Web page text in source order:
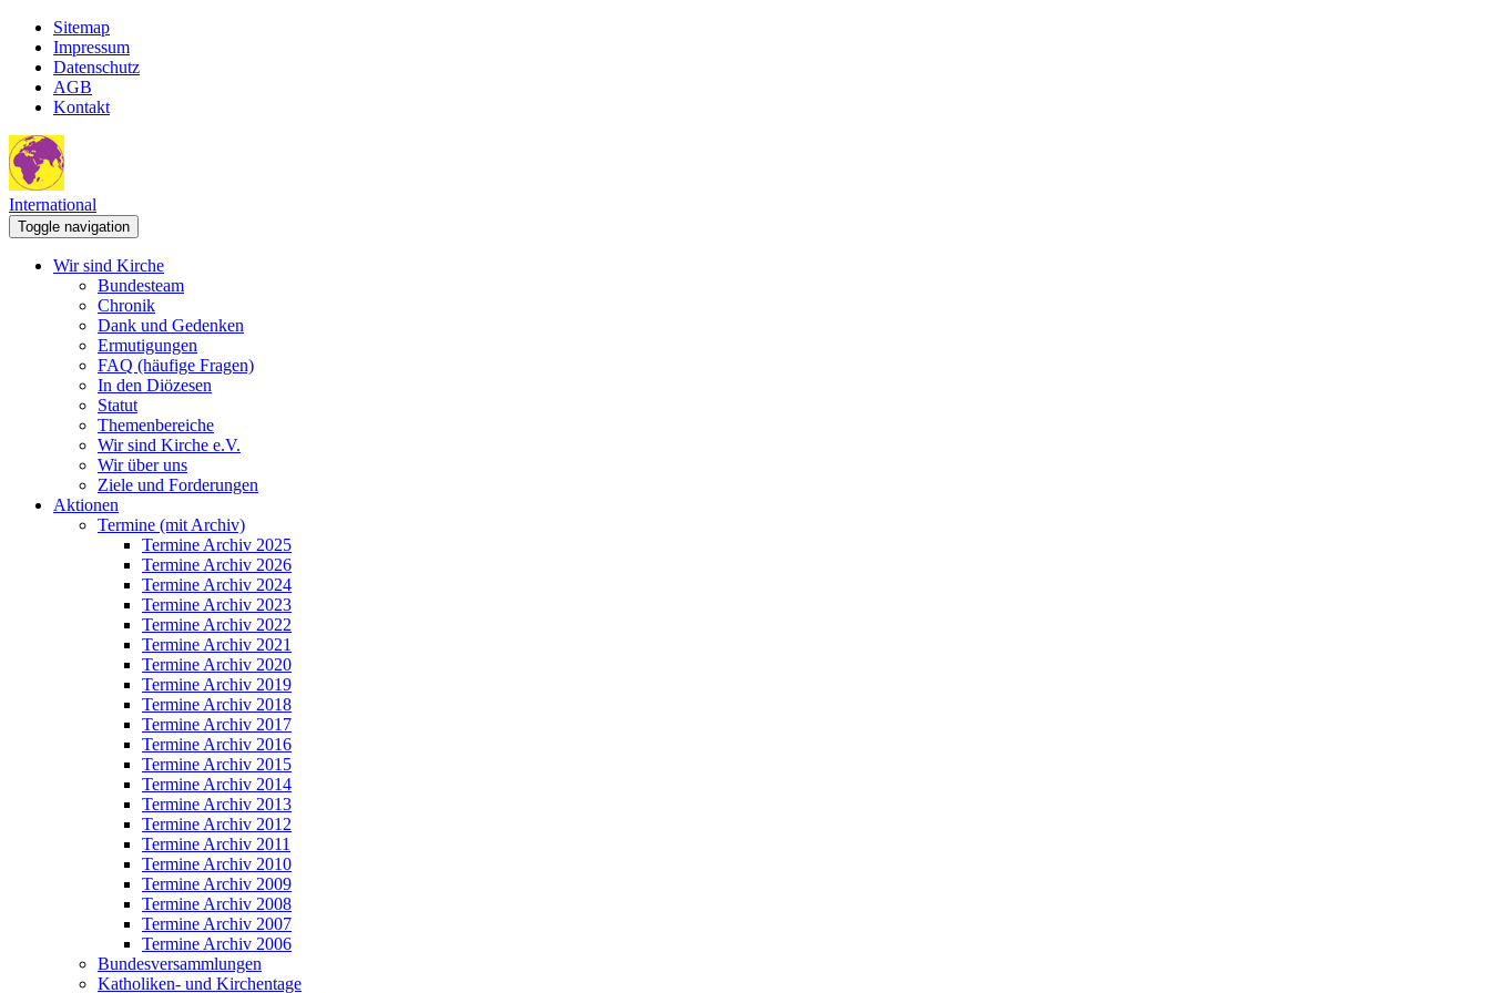
Sitemap
Impressum
Datenschutz
AGB
Kontakt
International
Toggle navigation
Wir sind Kirche
Bundesteam
Chronik
Dank und Gedenken
Ermutigungen
FAQ (häufige Fragen)
In den Diözesen
Statut
Themenbereiche
Wir sind Kirche e.V.
Wir über uns
Ziele und Forderungen
Aktionen
Termine (mit Archiv)
Termine Archiv 2025
Termine Archiv 2026
Termine Archiv 2024
Termine Archiv 2023
Termine Archiv 2022
Termine Archiv 2021
Termine Archiv 2020
Termine Archiv 2019
Termine Archiv 2018
Termine Archiv 2017
Termine Archiv 2016
Termine Archiv 2015
Termine Archiv 2014
Termine Archiv 2013
Termine Archiv 2012
Termine Archiv 2011
Termine Archiv 2010
Termine Archiv 2009
Termine Archiv 2008
Termine Archiv 2007
Termine Archiv 2006
Bundesversammlungen
Katholiken- und Kirchentage